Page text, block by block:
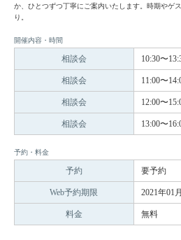
か、ひとつずつ丁寧にご案内いたします。時期やゲ
り。
開催内容・時間
相談会 10:30〜
相談会 11:00〜
相談会 12:00〜
相談会 13:00〜
予約・料金
予約 要予約
Web予約期限 2021年01
料金 無料